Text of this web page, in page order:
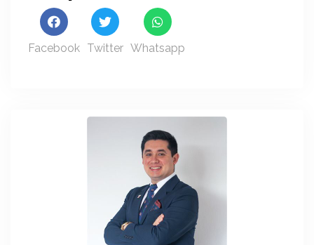
Facebook Twitter Whatsapp